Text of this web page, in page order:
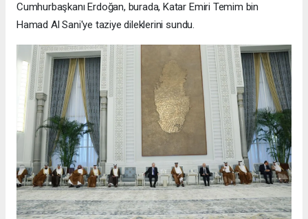
Cumhurbaşkanı Erdoğan, burada, Katar Emiri Temim bin
Hamad Al Sani'ye taziye dileklerini sundu.